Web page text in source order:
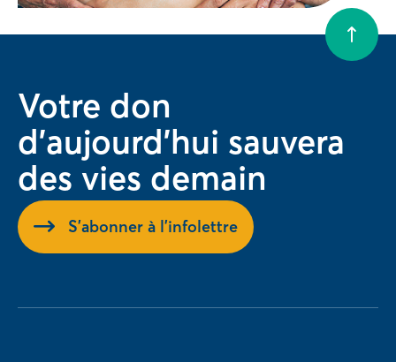
Votre don
d'aujourd'hui sauvera
des vies demain
S'abonner à l'infolettre